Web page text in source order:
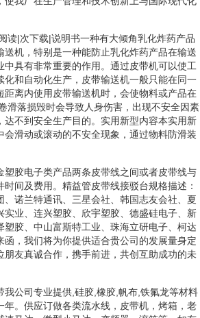
读|次下载|说明书一种有大倾角乳化炸药产品
机，特别是一种能防止乳化炸药产品在输送
具有非常重要的作用。通过皮带机可以使工
和自动化生产，皮带输送机一般只能在同一
离内使用皮带输送机时，会使物料或产品在
滑落损毁时会导致人身伤害，出现不安全因素
不到安全生产目的。实用新型内容本实用新
滑动或滚动的不安全现象，通过物料防滑装
胶电子类产品两条皮带线之间或者皮带线与
间及费用。精益管皮带线接驳台规格描述：
诺兰特通讯、三星会社、韩国志友会社、夏
业、连兴塑胶、欣宇塑胶、德盛硅电子、新
胶、中山富斯特工业、珠海立研电子、柯达
，我们将为你提供适合贵公司的发展量身定
友真诚合作，携手前进，共创互助成功的未
公司专业提供,硅胶,橡胶,帆布,铁氟龙等材料
。供应订做各类流水线，皮带机，烤箱，老